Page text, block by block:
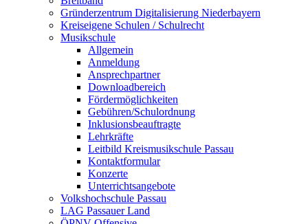
Gründerzentrum Digitalisierung Niederbayern
Kreiseigene Schulen / Schulrecht
Musikschule
Allgemein
Anmeldung
Ansprechpartner
Downloadbereich
Fördermöglichkeiten
Gebühren/Schulordnung
Inklusionsbeauftragte
Lehrkräfte
Leitbild Kreismusikschule Passau
Kontaktformular
Konzerte
Unterrichtsangebote
Volkshochschule Passau
LAG Passauer Land